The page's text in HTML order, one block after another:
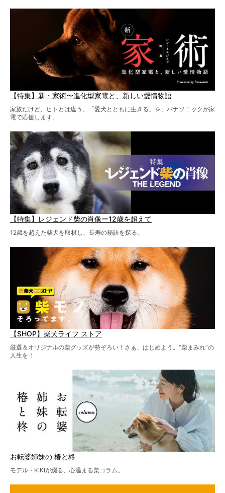
【特集】新・家術〜進化型家電と、新しい愛情物語
家族だけど、ヒトとは違う。「愛犬とともに生きる」を、パナソニックが家
電で応援します。
【特集】レジェンド柴の肖像ー12歳を超えて
12歳を超えた柴犬を取材し、長寿の秘訣を探る。
【SHOP】柴犬ライフ ストア
厳選＆オリジナルの柴グッズが勢ぞろい！さぁ、はじめよう。“柴まみれ”の
人生を！
お転婆姉妹の 椿と柊
モデル・KIKIが綴る、心温まる柴コラム。